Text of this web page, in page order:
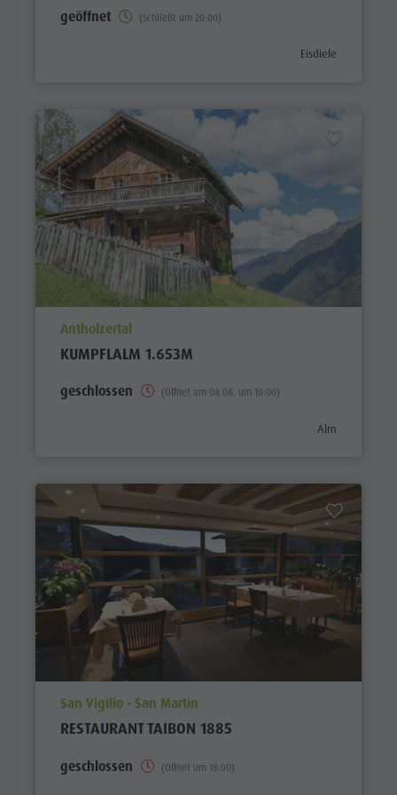
geöffnet (Schließt um 20:00)
Eisdiele
aria.poi_location_prefix
Antholzertal
KUMPFLALM 1.653M
geschlossen (Öffnet am 08.08. um 10:00)
Alm
aria.poi_location_prefix
San Vigilio - San Martin
RESTAURANT TAIBON 1885
geschlossen (Öffnet um 18:00)